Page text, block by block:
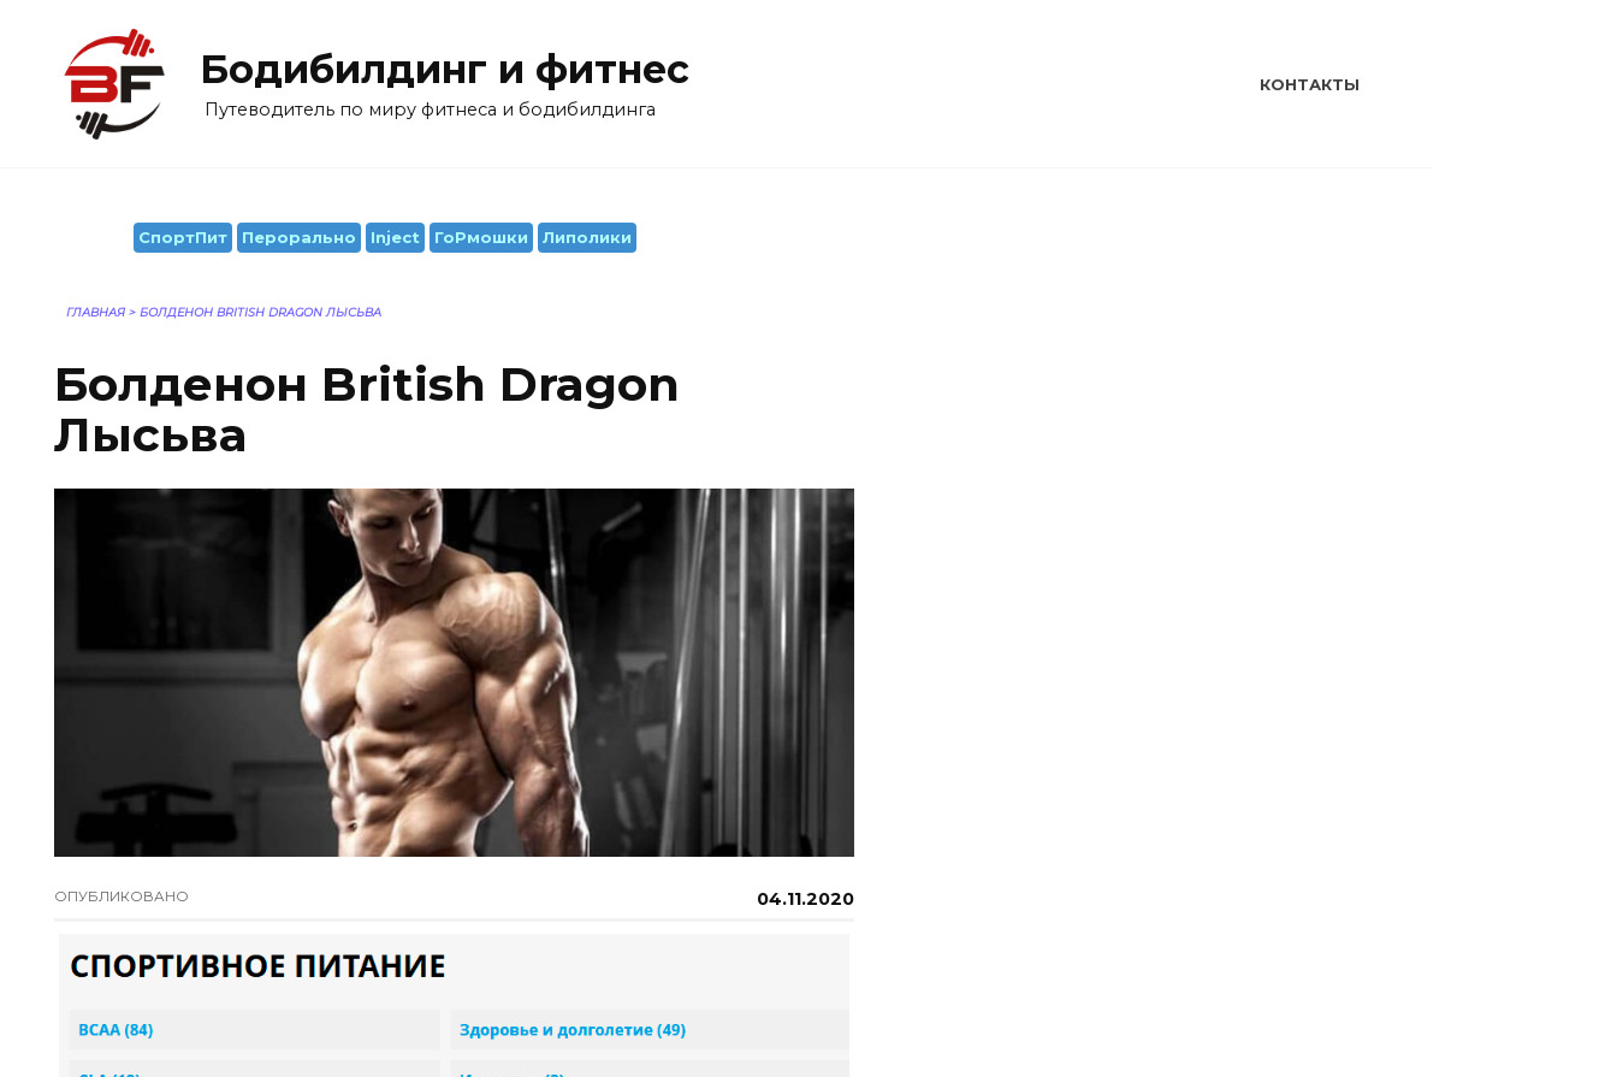
содержанию
Бодибилдинг и фитнес
Путеводитель по миру фитнеса и бодибилдинга
КОНТАКТЫ
СпортПит Перорально Inject ГоРмошки Липолики
ГЛАВНАЯ > БОЛДЕНОН BRITISH DRAGON ЛЫСЬВА
Болденон British Dragon
Лысьва
ОПУБЛИКОВАНО 04.11.2020